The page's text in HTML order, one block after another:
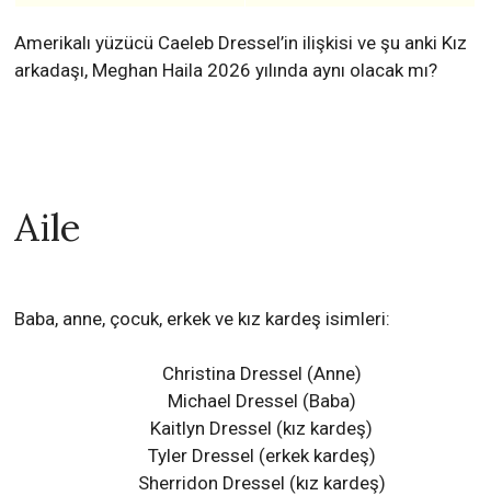
Amerikalı yüzücü Caeleb Dressel’in ilişkisi ve şu anki Kız
arkadaşı, Meghan Haila 2026 yılında aynı olacak mı?
Aile
Baba, anne, çocuk, erkek ve kız kardeş isimleri:
Christina Dressel (Anne)
Michael Dressel (Baba)
Kaitlyn Dressel (kız kardeş)
Tyler Dressel (erkek kardeş)
Sherridon Dressel (kız kardeş)